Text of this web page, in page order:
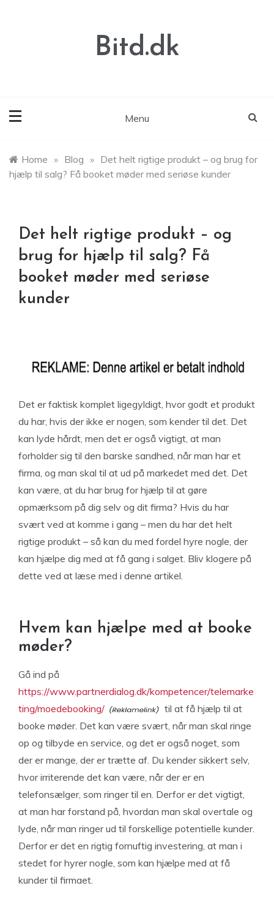
Bitd.dk
Menu
Home » Blog » Det helt rigtige produkt – og brug for
hjælp til salg? Få booket møder med seriøse kunder
Det helt rigtige produkt – og
brug for hjælp til salg? Få
booket møder med seriøse
kunder
Det er faktisk komplet ligegyldigt, hvor godt et produkt
du har, hvis der ikke er nogen, som kender til det. Det
kan lyde hårdt, men det er også vigtigt, at man
forholder sig til den barske sandhed, når man har et
firma, og man skal til at ud på markedet med det. Det
kan være, at du har brug for hjælp til at gøre
opmærksom på dig selv og dit firma? Hvis du har
svært ved at komme i gang – men du har det helt
rigtige produkt – så kan du med fordel hyre nogle, der
kan hjælpe dig med at få gang i salget. Bliv klogere på
dette ved at læse med i denne artikel.
Hvem kan hjælpe med at booke
møder?
Gå ind på
https://www.partnerdialog.dk/kompetencer/telemarke
ting/moedebooking/
til at få hjælp til at
booke møder. Det kan være svært, når man skal ringe
op og tilbyde en service, og det er også noget, som
der er mange, der er trætte af. Du kender sikkert selv,
hvor irriterende det kan være, når der er en
telefonsælger, som ringer til en. Derfor er det vigtigt,
at man har forstand på, hvordan man skal overtale og
lyde, når man ringer ud til forskellige potentielle kunder.
Derfor er det en rigtig fornuftig investering, at man i
stedet for hyrer nogle, som kan hjælpe med at få
kunder til firmaet.